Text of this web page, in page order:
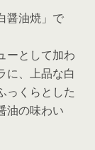
醤油焼」で
ーとして加わ
に、上品な白
っくらとした
油の味わい